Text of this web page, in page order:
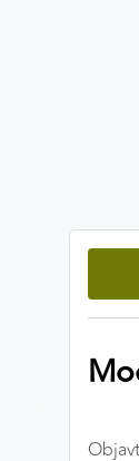
zvolený
nim